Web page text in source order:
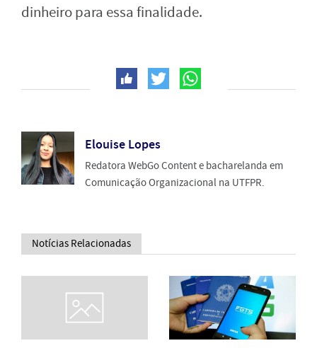
dinheiro para essa finalidade.
Elouise Lopes
Redatora WebGo Content e bacharelanda em
Comunicação Organizacional na UTFPR.
Notícias Relacionadas